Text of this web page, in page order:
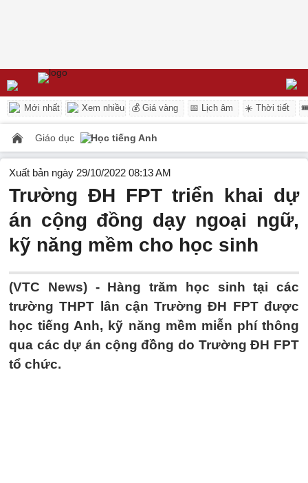
Mới nhất Xem nhiều 💰 Giá vàng 📅 Lịch âm ☀️ Thời tiết
Giáo dục Học tiếng Anh
Xuất bản ngày 29/10/2022 08:13 AM
Trường ĐH FPT triển khai dự
án cộng đồng dạy ngoại ngữ,
kỹ năng mềm cho học sinh
(VTC News) - Hàng trăm học sinh tại các
trường THPT lân cận Trường ĐH FPT được
học tiếng Anh, kỹ năng mềm miễn phí thông
qua các dự án cộng đồng do Trường ĐH FPT
tổ chức.